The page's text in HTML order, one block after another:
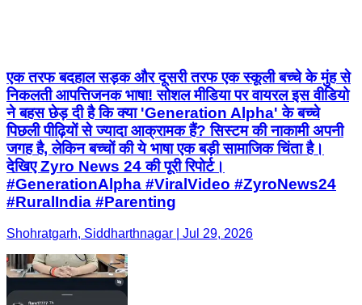
एक तरफ बदहाल सड़क और दूसरी तरफ एक स्कूली बच्चे के मुंह से
निकलती आपत्तिजनक भाषा! सोशल मीडिया पर वायरल इस वीडियो
ने बहस छेड़ दी है कि क्या 'Generation Alpha' के बच्चे
पिछली पीढ़ियों से ज्यादा आक्रामक हैं? सिस्टम की नाकामी अपनी
जगह है, लेकिन बच्चों की ये भाषा एक बड़ी सामाजिक चिंता है।
देखिए Zyro News 24 की पूरी रिपोर्ट। ​
#GenerationAlpha #ViralVideo #ZyroNews24
#RuralIndia #Parenting
Shohratgarh, Siddharthnagar | Jul 29, 2026